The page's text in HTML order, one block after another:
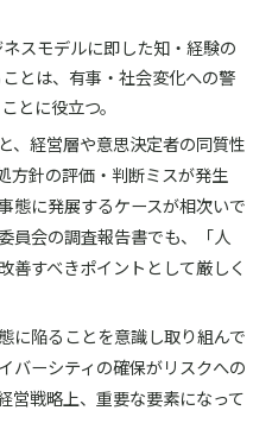
スモデルに即した知・経験の
とは、有事・社会変化への警
とに役立つ。
、経営層や意思決定者の同質性
方針の評価・判断ミスが発生
態に発展するケースが相次いで
員会の調査報告書でも、「人
善すべきポイントとして厳しく
に陥ることを意識し取り組んで
バーシティの確保がリスクへの
営戦略上、重要な要素になって